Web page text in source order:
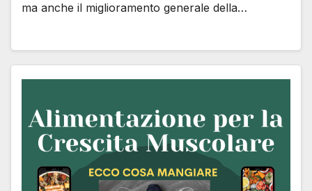
ma anche il miglioramento generale della…